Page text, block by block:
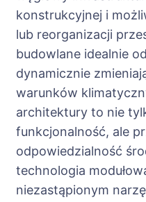
konstrukcyjnej i
lub reorganizacji
budowlane idealnie
dynamicznie
warunków
architektury to nie
funkcjonalność, ale
odpowiedzialność
technologia
niezastąpionym